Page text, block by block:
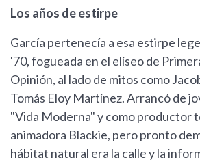
Los años de estirpe
García pertenecía a esa estirpe
'70, fogueada en el elíseo de
Opinión, al lado de mitos como
Tomás Eloy Martínez. Arrancó de
"Vida Moderna" y como productor
animadora Blackie, pero pronto
hábitat natural era la calle y la